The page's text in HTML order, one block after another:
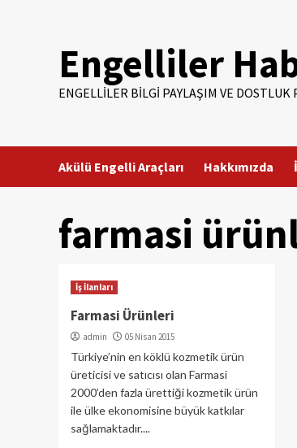
Engelliler
ENGELLILER BILGI PAYLAŞIM VE DOSTLUK
Akülü Engelli Araçları Hakkımızda
farmasi
İş İlanları
Farmasi Ürünleri
admin 05 Nisan 2015
Türkiye’nin en köklü kozmetik ürün
üreticisi ve satıcısı olan Farmasi
2000’den fazla ürettiği kozmetik ürün
ile ülke ekonomisine büyük katkılar
sağlamaktadır....